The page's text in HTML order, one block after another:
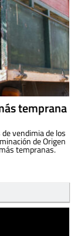
temprana
vendimia de los
de Origen
tempranas.